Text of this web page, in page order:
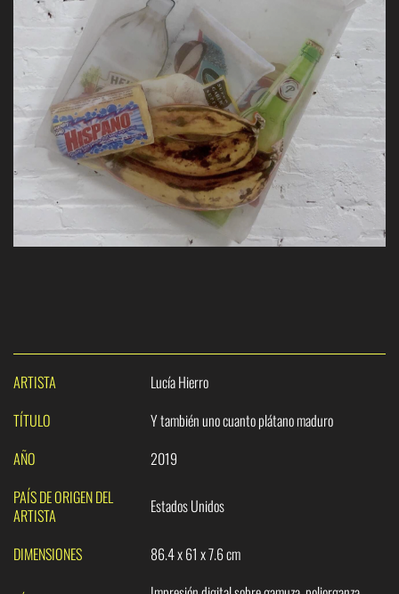
ARTISTA
Lucía Hierro
TÍTULO
Y también uno cuanto plátano maduro
AÑO
2019
PAÍS DE ORIGEN DEL
ARTISTA
Estados Unidos
DIMENSIONES 86.4 x 61 x 7.6 cm